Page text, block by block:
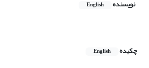
نویسنده English
چکیده
English